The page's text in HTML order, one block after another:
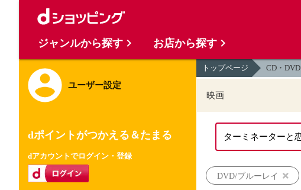
ユーザー設定
dポイントがつかえる＆たまる
dアカウントでログイン・登録
トップページ CD・DVD
映画
DVD/ブルーレイ
ジャンルから探す お店から探す